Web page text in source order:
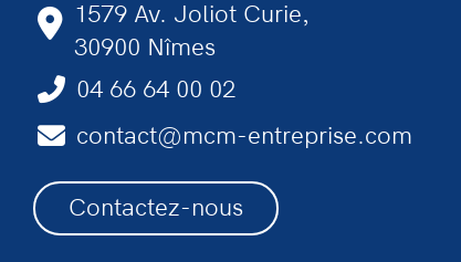
1579 Av. Joliot Curie,
30900 Nîmes
04 66 64 00 02
contact@mcm-entreprise.com
Contactez-nous